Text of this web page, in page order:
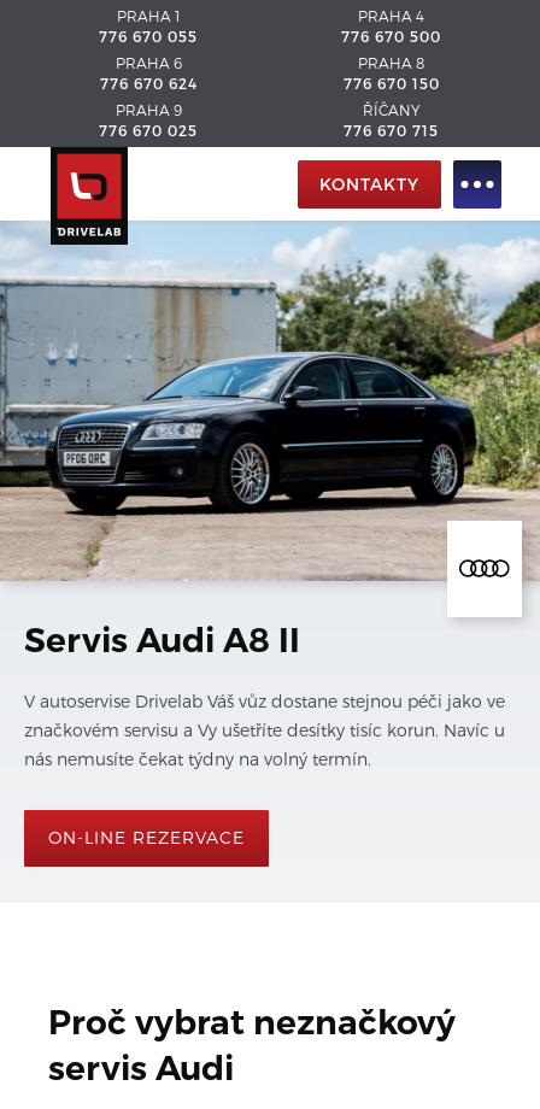
PRAHA 1
776 670 055
PRAHA 4
776 670 500
PRAHA 6
776 670 624
PRAHA 8
776 670 150
PRAHA 9
776 670 025
ŘÍČANY
776 670 715
KONTAKTY
Servis Audi A8 II
V autoservise Drivelab Váš vůz dostane stejnou péči jako ve
značkovém servisu a Vy ušetříte desítky tisíc korun. Navíc u
nás nemusíte čekat týdny na volný termín.
ON-LINE REZERVACE
Proč vybrat neznačkový
servis Audi